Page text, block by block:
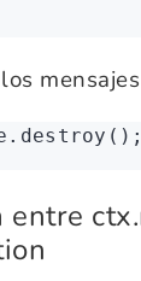
mensajes
.destroy ();
entre